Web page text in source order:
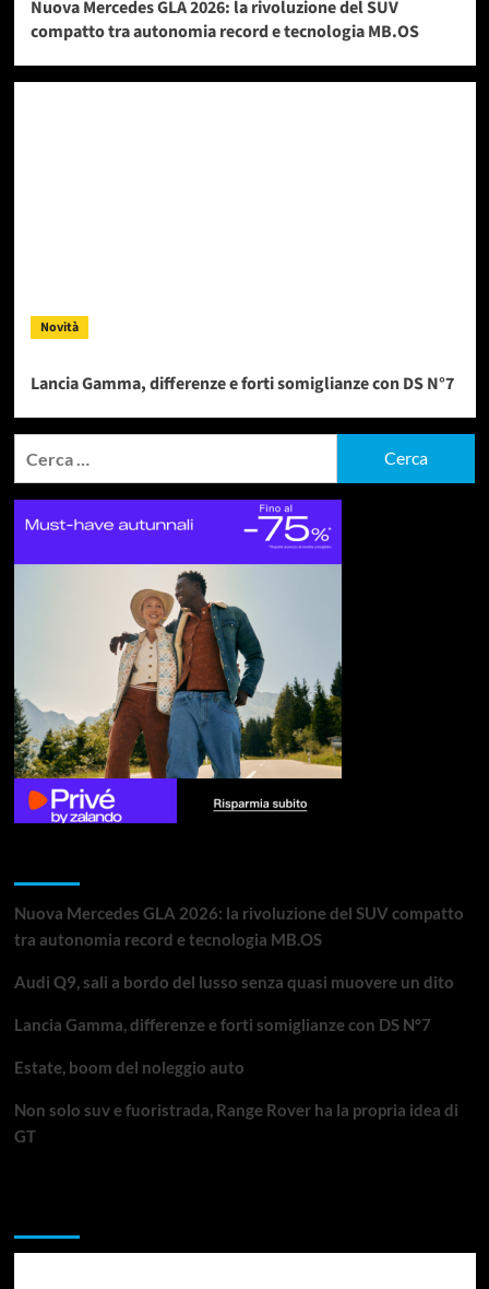
Nuova Mercedes GLA 2026: la rivoluzione del SUV
compatto tra autonomia record e tecnologia MB.OS
Novità
Lancia Gamma, differenze e forti somiglianze con DS N°7
Nuova Mercedes GLA 2026: la rivoluzione del SUV compatto
tra autonomia record e tecnologia MB.OS
Audi Q9, sali a bordo del lusso senza quasi muovere un dito
Lancia Gamma, differenze e forti somiglianze con DS N°7
Estate, boom del noleggio auto
Non solo suv e fuoristrada, Range Rover ha la propria idea di
GT